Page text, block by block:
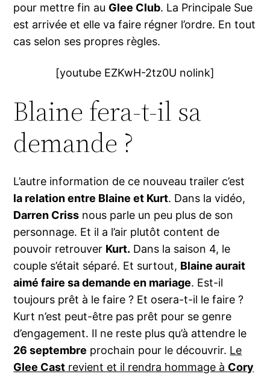
pour mettre fin au Glee Club. La Principale Sue
est arrivée et elle va faire régner l’ordre. En tout
cas selon ses propres règles.
[youtube EZKwH-2tz0U nolink]
Blaine fera-t-il sa
demande ?
L’autre information de ce nouveau trailer c’est
la relation entre Blaine et Kurt. Dans la vidéo,
Darren Criss nous parle un peu plus de son
personnage. Et il a l’air plutôt content de
pouvoir retrouver Kurt. Dans la saison 4, le
couple s’était séparé. Et surtout, Blaine aurait
aimé faire sa demande en mariage. Est-il
toujours prêt à le faire ? Et osera-t-il le faire ?
Kurt n’est peut-être pas prêt pour se genre
d’engagement. Il ne reste plus qu’à attendre le
26 septembre prochain pour le découvrir. Le
Glee Cast revient et il rendra hommage à Cory